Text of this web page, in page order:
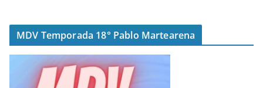
MDV Temporada 18° Pablo Martearena